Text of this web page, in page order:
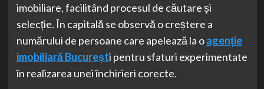
imobiliare, facilitând procesul de căutare și
selecție. În capitală se observă o creștere a
numărului de persoane care apelează la oagenție
imobiliară București pentru sfaturi experimentate
în realizarea unei închirieri corecte.